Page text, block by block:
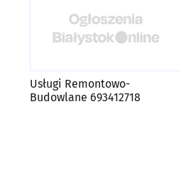
Usługi Remontowo-
Budowlane 693412718